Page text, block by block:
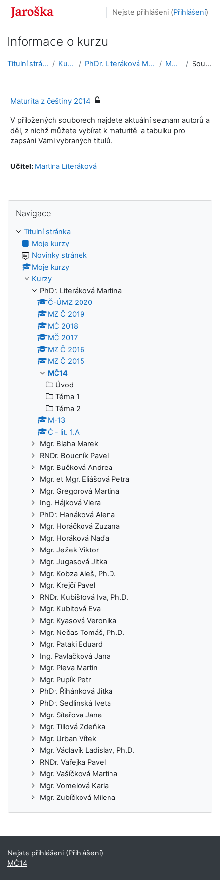
Přejít k hlavnímu obsahu
Nejste přihlášeni (Přihlášení)
Informace o kurzu
Titulní stránka Kurzy PhDr. Literáková Martina MČ14 Souhrn
Maturita z češtiny 2014
V přiložených souborech najdete aktuální seznam autorů a
děl, z nichž můžete vybírat k maturitě, a tabulku pro
zapsání Vámi vybraných titulů.
Učitel: Martina Literáková
Navigace
Titulní stránka
Moje kurzy
Novinky stránek
Moje kurzy
Kurzy
PhDr. Literáková Martina
Č-ÚMZ 2020
MZ Č 2019
MČ 2018
MČ 2017
MZ Č 2016
MZ Č 2015
MČ14
Úvod
Téma 1
Téma 2
M-13
Č - lit. 1.A
Mgr. Blaha Marek
RNDr. Boucník Pavel
Mgr. Bučková Andrea
Mgr. et Mgr. Eliášová Petra
Mgr. Gregorová Martina
Ing. Hájková Viera
PhDr. Hanáková Alena
Mgr. Horáčková Zuzana
Mgr. Horáková Naďa
Mgr. Ježek Viktor
Mgr. Jugasová Jitka
Mgr. Kobza Aleš, Ph.D.
Mgr. Krejčí Pavel
RNDr. Kubištová Iva, Ph.D.
Mgr. Kubitová Eva
Mgr. Kyasová Veronika
Mgr. Nečas Tomáš, Ph.D.
Mgr. Pataki Eduard
Ing. Pavlačková Jana
Mgr. Pleva Martin
Mgr. Pupík Petr
PhDr. Řihánková Jitka
PhDr. Sedlinská Iveta
Mgr. Sítařová Jana
Mgr. Tillová Zdeňka
Mgr. Urban Vítek
Mgr. Václavík Ladislav, Ph.D.
RNDr. Vařejka Pavel
Mgr. Vašíčková Martina
Mgr. Vomelová Karla
Mgr. Zubíčková Milena
Nejste přihlášeni (Přihlášení)
MČ14